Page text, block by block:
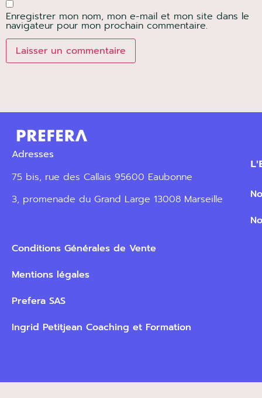
Enregistrer mon nom, mon e-mail et mon site dans le
navigateur pour mon prochain commentaire.
Adresses
75 bis, rue des Callais 95600 Eaubonne
3, promenade du Grand Large 13008 Marseille
Conditions Générales de Vente
Mentions légales
Prefera SAS
Ingrid Petitjean Coaching et Formation